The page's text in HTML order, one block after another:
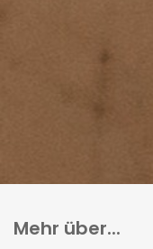
Mehr über...